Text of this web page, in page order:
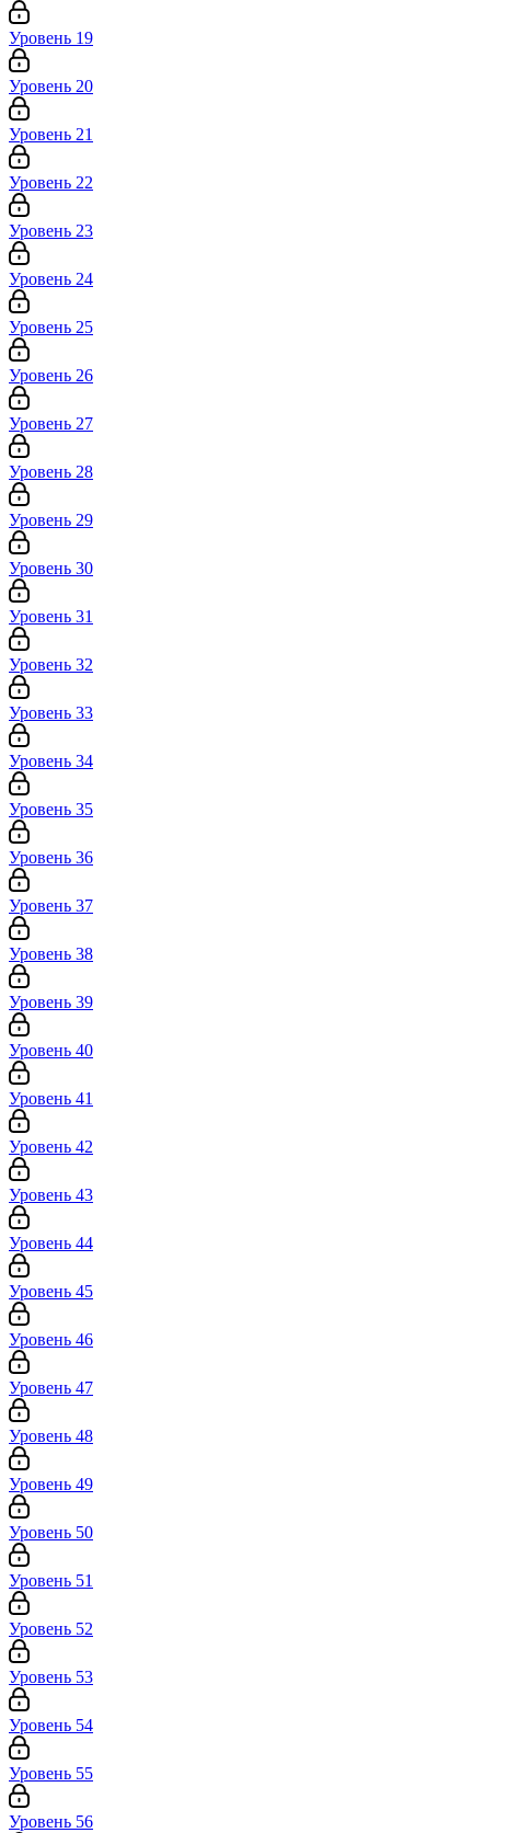
Уровень 19
Уровень 20
Уровень 21
Уровень 22
Уровень 23
Уровень 24
Уровень 25
Уровень 26
Уровень 27
Уровень 28
Уровень 29
Уровень 30
Уровень 31
Уровень 32
Уровень 33
Уровень 34
Уровень 35
Уровень 36
Уровень 37
Уровень 38
Уровень 39
Уровень 40
Уровень 41
Уровень 42
Уровень 43
Уровень 44
Уровень 45
Уровень 46
Уровень 47
Уровень 48
Уровень 49
Уровень 50
Уровень 51
Уровень 52
Уровень 53
Уровень 54
Уровень 55
Уровень 56